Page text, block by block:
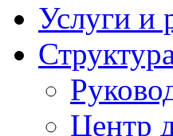
Услуги и
Центр